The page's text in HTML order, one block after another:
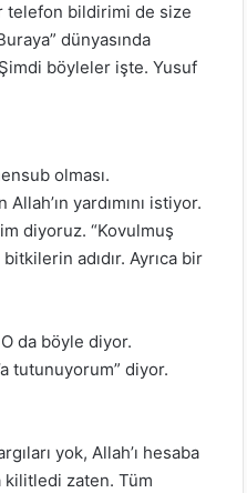
telefon bildirimi de size
dünyasında
böyleler işte. Yusuf
olması.
yardımını istiyor.
diyoruz. “Kovulmuş
adıdır. Ayrıca bir
da böyle diyor.
tutunuyorum” diyor.
yok, Allah’ı hesaba
kilitledi zaten. Tüm